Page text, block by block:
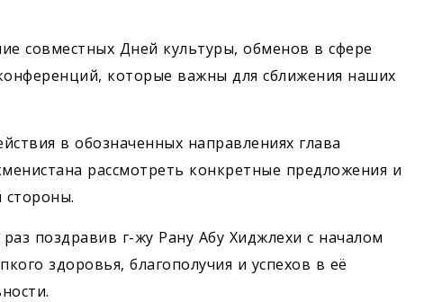
совместных Дней культуры, обменов в сфере
которые важны для сближения наших
в обозначенных направлениях глава
рассмотреть конкретные предложения и
поздравив г-жу Рану Абу Хиджлехи с началом
здоровья, благополучия и успехов в её